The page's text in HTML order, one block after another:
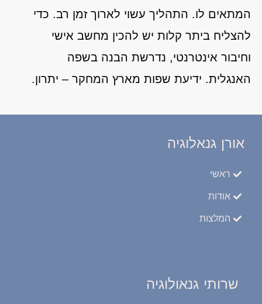
המתאים לו. התהליך עשוי לארוך זמן רב. כדי
להצליח ביתר קלות יש להכין מחשב אישי
וחיבור אינטרנטי, נדרשת הבנה בשפה
האנגלית. ידיעת שפות מארץ המחקר – יתרון.
אורן גנאלוגיה
ראשי
אודות
המלצות
שרותי גנאולוגיה